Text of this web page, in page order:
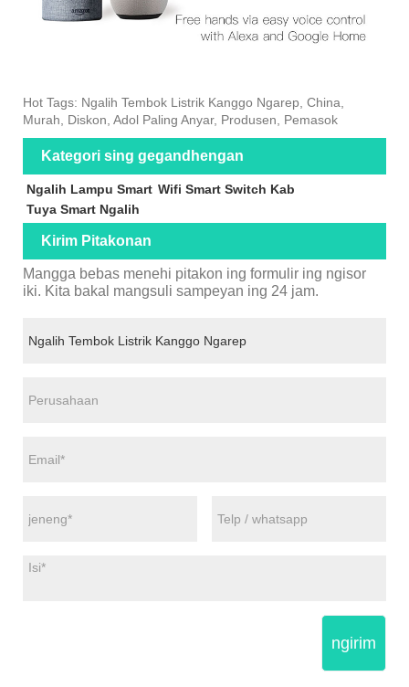
Hot Tags: Ngalih Tembok Listrik Kanggo Ngarep, China,
Murah, Diskon, Adol Paling Anyar, Produsen, Pemasok
Kategori sing gegandhengan
Ngalih Lampu Smart Wifi Smart Switch Kab
Tuya Smart Ngalih
Kirim Pitakonan
Mangga bebas menehi pitakon ing formulir ing ngisor
iki. Kita bakal mangsuli sampeyan ing 24 jam.
ngirim